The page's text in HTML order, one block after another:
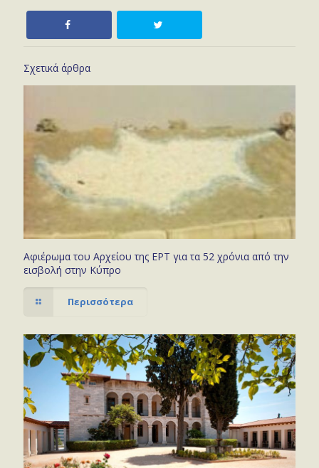
Σχετικά άρθρα
Αφιέρωμα του Αρχείου της ΕΡΤ για τα 52 χρόνια από την
εισβολή στην Κύπρο
Περισσότερα